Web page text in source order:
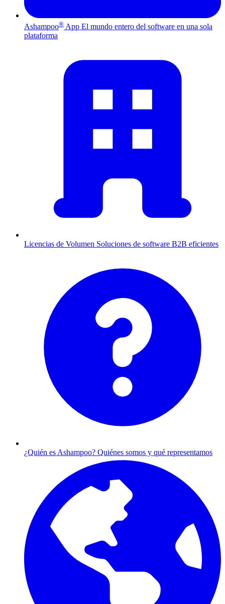
Ashampoo® App El mundo entero del software en una sola
plataforma
Licencias de Volumen Soluciones de software B2B eficientes
¿Quién es Ashampoo? Quiénes somos y qué representamos